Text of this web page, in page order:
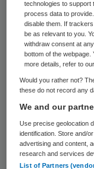
Het gaat om
iets meer
343 duizend
alle jongeren
uitmaakten.
van de
afkomstig uit
totaal 15
jongens
technologies to support
process data to
disable them. If
be as relevant to you.
withdraw consent at
bottom of the webpage.
more details, refer to
Would you rather not?
these do not record any
We and our
Use precise geolocation
identification. Store and/
advertising and content,
research and services
List of Partners